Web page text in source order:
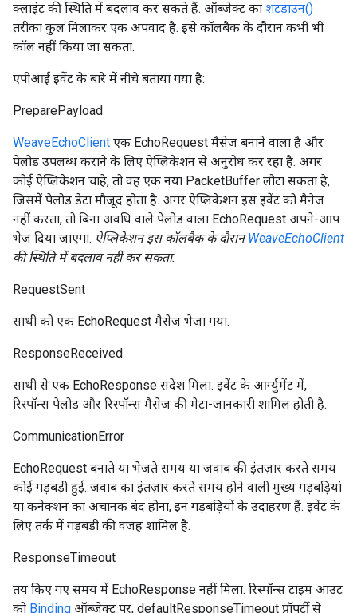
क्लाइंट की स्थिति में बदलाव कर सकते हैं. ऑब्जेक्ट का शटडाउन()
तरीका कुल मिलाकर एक अपवाद है. इसे कॉलबैक के दौरान कभी भी
कॉल नहीं किया जा सकता.
एपीआई इवेंट के बारे में नीचे बताया गया है:
PreparePayload
WeaveEchoClient एक EchoRequest मैसेज बनाने वाला है और
पेलोड उपलब्ध कराने के लिए ऐप्लिकेशन से अनुरोध कर रहा है. अगर
कोई ऐप्लिकेशन चाहे, तो वह एक नया PacketBuffer लौटा सकता है,
जिसमें पेलोड डेटा मौजूद होता है. अगर ऐप्लिकेशन इस इवेंट को मैनेज
नहीं करता, तो बिना अवधि वाले पेलोड वाला EchoRequest अपने-आप
भेज दिया जाएगा. ऐप्लिकेशन इस कॉलबैक के दौरानWeaveEchoClient
की स्थिति में बदलाव नहीं कर सकता.
RequestSent
साथी को एक EchoRequest मैसेज भेजा गया.
ResponseReceived
साथी से एक EchoResponse संदेश मिला. इवेंट के आर्ग्युमेंट में,
रिस्पॉन्स पेलोड और रिस्पॉन्स मैसेज की मेटा-जानकारी शामिल होती है.
CommunicationError
EchoRequest बनाते या भेजते समय या जवाब की इंतज़ार करते समय
कोई गड़बड़ी हुई. जवाब का इंतज़ार करते समय होने वाली मुख्य गड़बड़ियां
या कनेक्शन का अचानक बंद होना, इन गड़बड़ियों के उदाहरण हैं. इवेंट के
लिए तर्क में गड़बड़ी की वजह शामिल है.
ResponseTimeout
तय किए गए समय में EchoResponse नहीं मिला. रिस्पॉन्स टाइम आउट
को Binding ऑब्जेक्ट पर, defaultResponseTimeout प्रॉपर्टी से